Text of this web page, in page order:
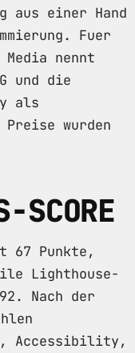
aus einer Hand
Fuer
nennt
und die
als
wurden
SCORE
67 Punkte,
Lighthouse-
Nach der
Accessibility,